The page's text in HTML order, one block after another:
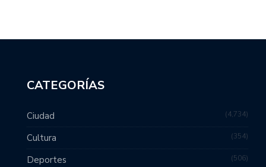
CATEGORÍAS
Ciudad 4,734
Cultura 354
Deportes 506